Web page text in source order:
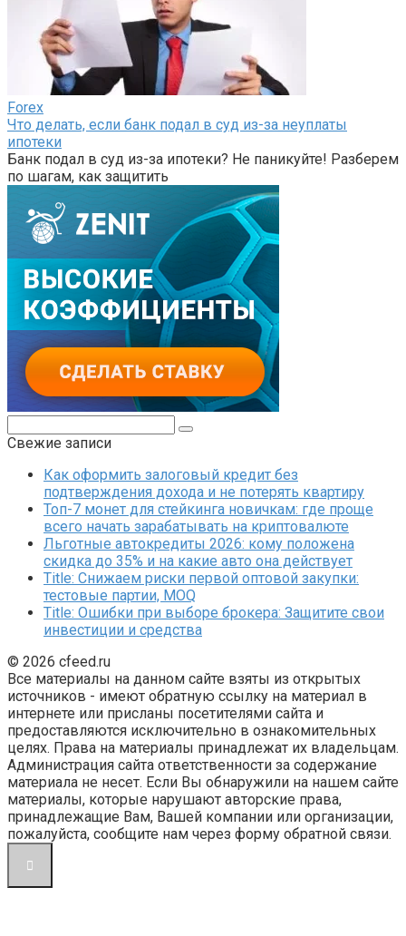
Forex
Что делать, если банк подал в суд из-за неуплаты
ипотеки
Банк подал в суд из-за ипотеки? Не паникуйте! Разберем
по шагам, как защитить
Свежие записи
Как оформить залоговый кредит без
подтверждения дохода и не потерять квартиру
Топ-7 монет для стейкинга новичкам: где проще
всего начать зарабатывать на криптовалюте
Льготные автокредиты 2026: кому положена
скидка до 35% и на какие авто она действует
Title: Снижаем риски первой оптовой закупки:
тестовые партии, MOQ
Title: Ошибки при выборе брокера: Защитите свои
инвестиции и средства
© 2026 cfeed.ru
Все материалы на данном сайте взяты из открытых
источников - имеют обратную ссылку на материал в
интернете или присланы посетителями сайта и
предоставляются исключительно в ознакомительных
целях. Права на материалы принадлежат их владельцам.
Администрация сайта ответственности за содержание
материала не несет. Если Вы обнаружили на нашем сайте
материалы, которые нарушают авторские права,
принадлежащие Вам, Вашей компании или организации,
пожалуйста, сообщите нам через форму обратной связи.